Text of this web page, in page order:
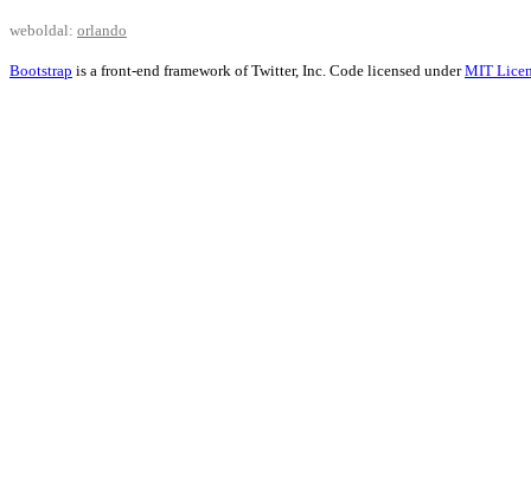
weboldal: orlando
Bootstrap is a front-end framework of Twitter, Inc. Code licensed underMIT